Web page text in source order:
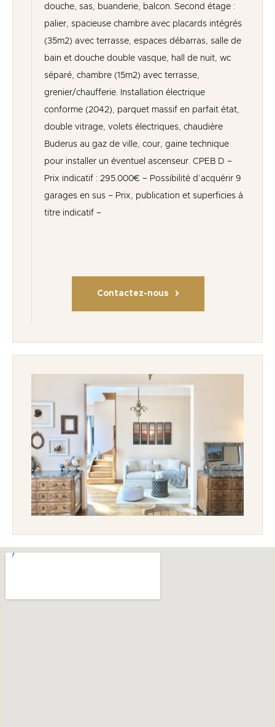
douche, sas, buanderie, balcon. Second étage :
palier, spacieuse chambre avec placards intégrés
(35m2) avec terrasse, espaces débarras, salle de
bain et douche double vasque, hall de nuit, wc
séparé, chambre (15m2) avec terrasse,
grenier/chaufferie. Installation électrique
conforme (2042), parquet massif en parfait état,
double vitrage, volets électriques, chaudière
Buderus au gaz de ville, cour, gaine technique
pour installer un éventuel ascenseur. CPEB D –
Prix indicatif : 295.000€ – Possibilité d’acquérir 9
garages en sus – Prix, publication et superficies à
titre indicatif –
Contactez-nous